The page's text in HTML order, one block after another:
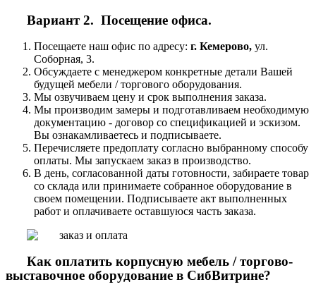
Вариант 2. Посещение офиса.
Посещаете наш офис по адресу: г. Кемерово, ул.
Соборная, 3.
Обсуждаете с менеджером конкретные детали Вашей
будущей мебели / торгового оборудования.
Мы озвучиваем цену и срок выполнения заказа.
Мы производим замеры и подготавливаем необходимую
документацию - договор со спецификацией и эскизом.
Вы ознакамливаетесь и подписываете.
Перечисляете предоплату согласно выбранному способу
оплаты. Мы запускаем заказ в производство.
В день, согласованной даты готовности, забираете товар
со склада или принимаете собранное оборудование в
своем помещении. Подписываете акт выполненных
работ и оплачиваете оставшуюся часть заказа.
Как оплатить корпусную мебель / торгово-
выставочное оборудование в СибВитрине?